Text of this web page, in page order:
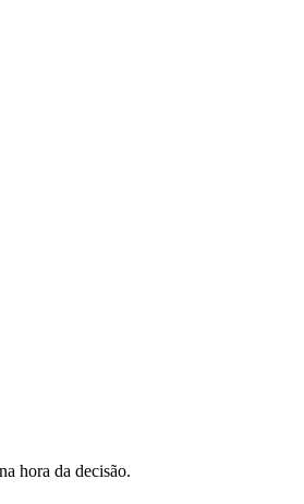
hora da decisão.